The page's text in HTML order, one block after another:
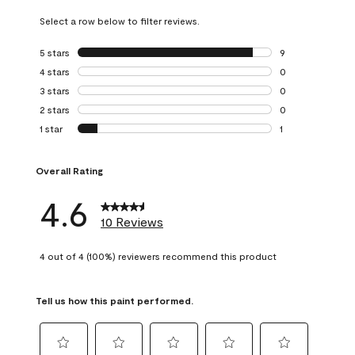
Select a row below to filter reviews.
5 stars stars
9
9 reviews with 5
4 stars stars
0
0 reviews with 4
3 stars stars
0
0 reviews with 3
2 stars stars
0
0 reviews with 2
1 star stars
1
Overall Rating
4.6 10 Reviews
4 out of 4 (100%) reviewers recommend this product
Tell us how this paint performed.